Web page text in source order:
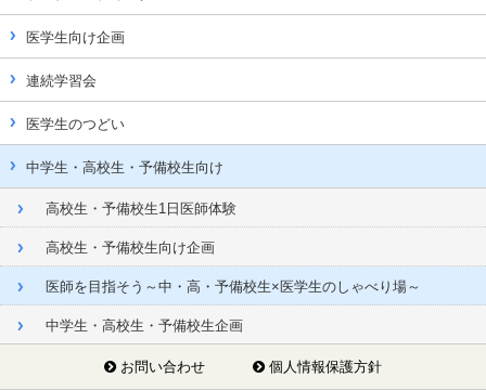
医学生向け企画
連続学習会
医学生のつどい
中学生・高校生・予備校生向け
高校生・予備校生1日医師体験
高校生・予備校生向け企画
医師を目指そう～中・高・予備校生×医学生のしゃべり場～
中学生・高校生・予備校生企画
お問い合わせ 個人情報保護方針